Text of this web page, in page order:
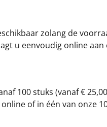
zolang de
u eenvoudig online
100 stuks (vanaf €
of in één van onze